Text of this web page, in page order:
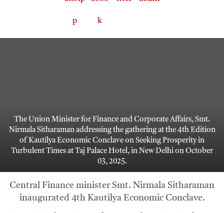
The Union Minister for Finance and Corporate Affairs, Smt.
Nirmala Sitharaman addressing the gathering at the 4th Edition
of Kautilya Economic Conclave on Seeking Prosperity in
Turbulent Times at Taj Palace Hotel, in New Delhi on October
03, 2025.
Central Finance minister Smt. Nirmala Sitharaman
inaugurated 4th Kautilya Economic Conclave.